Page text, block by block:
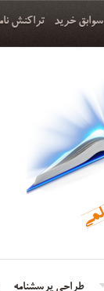
سوابق خرید تراکنش
طراحی پرسشنامه